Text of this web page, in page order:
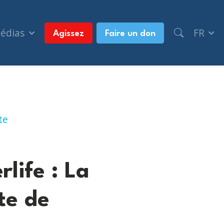
Agissez Faire un don FR
de Chava Rosenbarb et Zenia Larsson
: La
de